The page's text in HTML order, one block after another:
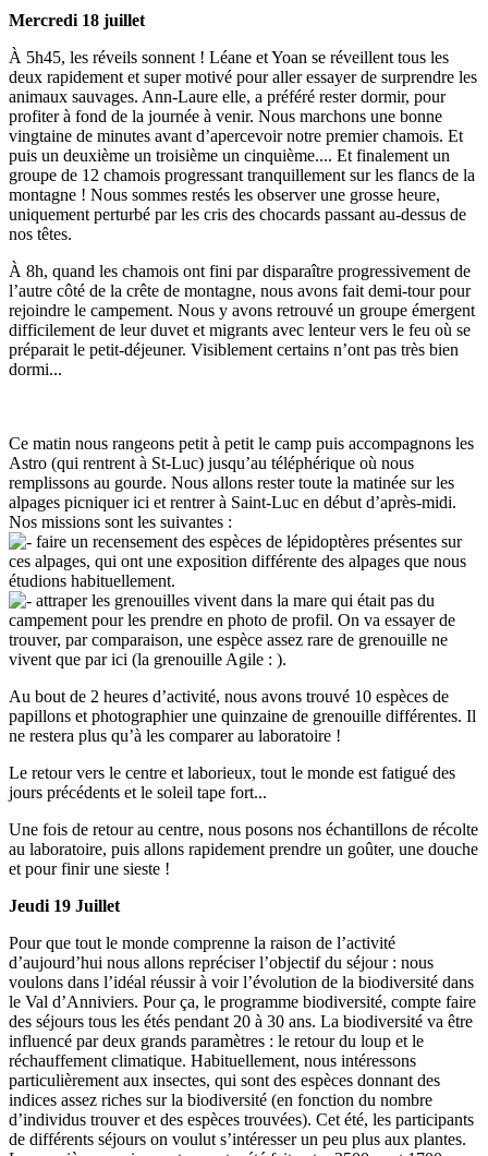
Mercredi 18 juillet
À 5h45, les réveils sonnent ! Léane et Yoan se réveillent tous les
deux rapidement et super motivé pour aller essayer de surprendre les
animaux sauvages. Ann-Laure elle, a préféré rester dormir, pour
profiter à fond de la journée à venir. Nous marchons une bonne
vingtaine de minutes avant d’apercevoir notre premier chamois. Et
puis un deuxième un troisième un cinquième.... Et finalement un
groupe de 12 chamois progressant tranquillement sur les flancs de la
montagne ! Nous sommes restés les observer une grosse heure,
uniquement perturbé par les cris des chocards passant au-dessus de
nos têtes.
À 8h, quand les chamois ont fini par disparaître progressivement de
l’autre côté de la crête de montagne, nous avons fait demi-tour pour
rejoindre le campement. Nous y avons retrouvé un groupe émergent
difficilement de leur duvet et migrants avec lenteur vers le feu où se
préparait le petit-déjeuner. Visiblement certains n’ont pas très bien
dormi...
Ce matin nous rangeons petit à petit le camp puis accompagnons les
Astro (qui rentrent à St-Luc) jusqu’au téléphérique où nous
remplissons au gourde. Nous allons rester toute la matinée sur les
alpages picniquer ici et rentrer à Saint-Luc en début d’après-midi.
Nos missions sont les suivantes :
faire un recensement des espèces de lépidoptères présentes sur
ces alpages, qui ont une exposition différente des alpages que nous
étudions habituellement.
attraper les grenouilles vivent dans la mare qui était pas du
campement pour les prendre en photo de profil. On va essayer de
trouver, par comparaison, une espèce assez rare de grenouille ne
vivent que par ici (la grenouille Agile : ).
Au bout de 2 heures d’activité, nous avons trouvé 10 espèces de
papillons et photographier une quinzaine de grenouille différentes. Il
ne restera plus qu’à les comparer au laboratoire !
Le retour vers le centre et laborieux, tout le monde est fatigué des
jours précédents et le soleil tape fort...
Une fois de retour au centre, nous posons nos échantillons de récolte
au laboratoire, puis allons rapidement prendre un goûter, une douche
et pour finir une sieste !
Jeudi 19 Juillet
Pour que tout le monde comprenne la raison de l’activité
d’aujourd’hui nous allons repréciser l’objectif du séjour : nous
voulons dans l’idéal réussir à voir l’évolution de la biodiversité dans
le Val d’Anniviers. Pour ça, le programme biodiversité, compte faire
des séjours tous les étés pendant 20 à 30 ans. La biodiversité va être
influencé par deux grands paramètres : le retour du loup et le
réchauffement climatique. Habituellement, nous intéressons
particulièrement aux insectes, qui sont des espèces donnant des
indices assez riches sur la biodiversité (en fonction du nombre
d’individus trouver et des espèces trouvées). Cet été, les participants
de différents séjours on voulut s’intéresser un peu plus aux plantes.